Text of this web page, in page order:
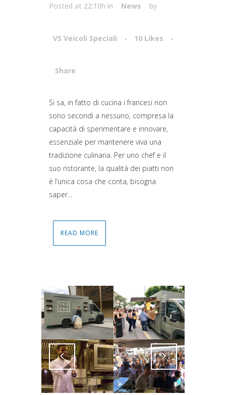
Posted at 22:10h in News by
VS Veicoli Speciali 10 Likes
Share
Attiva comando
Si sa, in fatto di cucina i francesi non
sono secondi a nessuno, compresa la
capacità di sperimentare e innovare,
essenziale per mantenere viva una
tradizione culinaria. Per uno chef e il
suo ristorante, la qualità dei piatti non
è l’unica cosa che conta, bisogna
saper...
READ MORE
Attiva comando Attiva comando